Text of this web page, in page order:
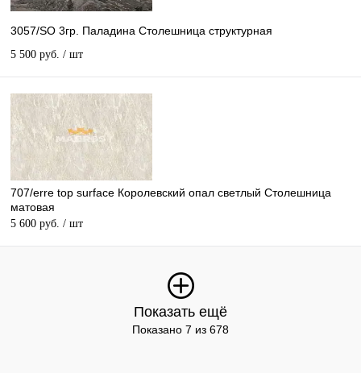
3057/SO 3гр. Паладина Столешница структурная
5 500 руб. / шт
707/erre top surface Королевский опал светлый Столешница
матовая
5 600 руб. / шт
Показать ещё
Показано 7 из 678